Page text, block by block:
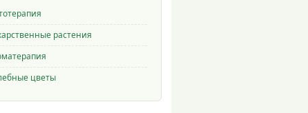
растения
цветы